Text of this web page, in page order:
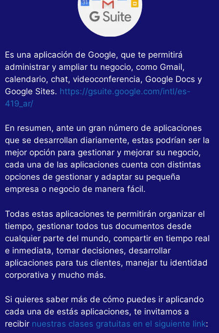
Es una aplicación de Google, que te permitirá
administrar y ampliar tu negocio, como Gmail,
calendario, chat, videoconferencia, Google Docs y
Google Sites. https://gsuite.google.com/intl/es-
419_ar/
En resumen, ante un gran número de aplicaciones
que se desarrollan diariamente, estas podrían ser la
mejor opción para gestionar y mejorar su negocio,
cada una de las aplicaciones cuenta con distintas
opciones de gestionar y adaptar su pequeña
empresa o negocio de manera fácil.
Todas estas aplicaciones te permitirán organizar el
tiempo, gestionar todos tus documentos desde
cualquier parte del mundo, compartir en tiempo real
e inmediata, tomar decisiones, desarrollar
aplicaciones para tus clientes, manejar tu identidad
corporativa y mucho más.
Si quieres saber más de cómo puedes ir aplicando
cada una de estás aplicaciones, te invitamos a
recibir nuestras clases gratuitas en el siguiente link: